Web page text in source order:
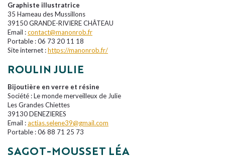
Graphiste illustratrice
35 Hameau des Mussillons
39150 GRANDE-RIVIERE CHÂTEAU
Email :contact@manonrob.fr
Portable : 06 73 20 11 18
Site internet :https://manonrob.fr/
ROULIN JULIE
Bijoutière en verre et résine
Société : Le monde merveilleux de Julie
Les Grandes Chiettes
39130 DENEZIERES
Email :actias.selene39@gmail.com
Portable : 06 88 71 25 73
SAGOT-MOUSSET LÉA